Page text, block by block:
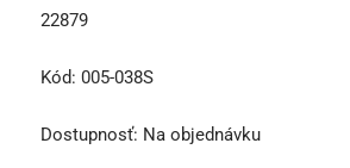
22879
Kód: 005-038S
Dostupnosť: Na objednávku